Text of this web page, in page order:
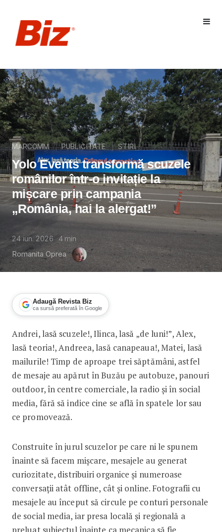
MARCOMM PUBLICITATE STIRI
Yolo Events transformă scuzele
românilor într-o invitație la
mișcare prin campania
„România, hai la alergat!”
24 iun. 2026 4 min
Romanita Oprea
Adaugă Revista Biz
ca sursă preferată în Google
Yolo Events transformă scuzele
Andrei, lasă scuzele!, Ilinca, lasă „de luni!”, Alex,
lasă teoria!, Andreea, lasă canapeaua!, Matei, lasă
mailurile! Timp de aproape trei săptămâni, astfel
de mesaje au apărut în Buzău pe autobuze, panouri
outdoor, în centre comerciale, la radio și în social
media, fără să indice cine se află în spatele lor sau
ce promovează.
Construite în jurul scuzelor pe care ni le spunem
înainte să facem mișcare, mesajele au generat
curiozitate, distribuiri organice și numeroase
conversații atât offline, cât și online. Fotografii cu
mesajele au început să circule pe conturi personale
de social media, iar presa locală și regională a
preluat subiectul înainte ca mecanica să fie